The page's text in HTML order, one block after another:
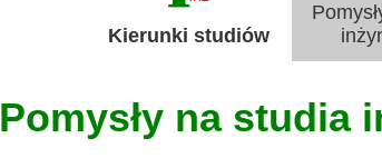
Kierunki studiów
Pomysły na studia